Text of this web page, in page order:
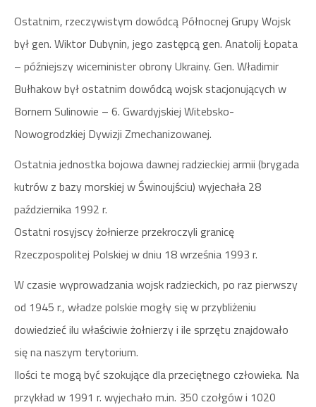
Ostatnim, rzeczywistym dowódcą Północnej Grupy Wojsk
był gen. Wiktor Dubynin, jego zastępcą gen. Anatolij Łopata
– późniejszy wiceminister obrony Ukrainy. Gen. Władimir
Bułhakow był ostatnim dowódcą wojsk stacjonujących w
Bornem Sulinowie – 6. Gwardyjskiej Witebsko-
Nowogrodzkiej Dywizji Zmechanizowanej.
Ostatnia jednostka bojowa dawnej radzieckiej armii (brygada
kutrów z bazy morskiej w Świnoujściu) wyjechała 28
października 1992 r.
Ostatni rosyjscy żołnierze przekroczyli granicę
Rzeczpospolitej Polskiej w dniu 18 września 1993 r.
W czasie wyprowadzania wojsk radzieckich, po raz pierwszy
od 1945 r., władze polskie mogły się w przybliżeniu
dowiedzieć ilu właściwie żołnierzy i ile sprzętu znajdowało
się na naszym terytorium.
Ilości te mogą być szokujące dla przeciętnego człowieka. Na
przykład w 1991 r. wyjechało m.in. 350 czołgów i 1020